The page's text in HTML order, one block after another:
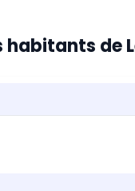
habitants de